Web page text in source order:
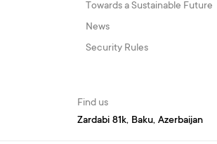
Towards a Sustainable Future
News
Security Rules
Find us
Zardabi 81k, Baku, Azerbaijan